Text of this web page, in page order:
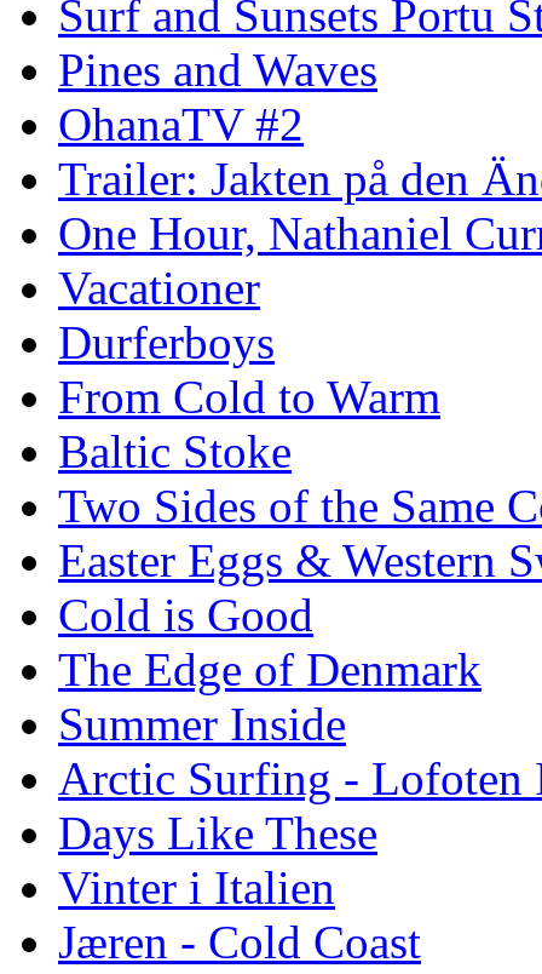
Surf and Sunsets Portu
Pines and Waves
OhanaTV #2
Trailer: Jakten på den
One Hour, Nathaniel
Vacationer
Durferboys
From Cold to Warm
Baltic Stoke
Two Sides of the Same
Easter Eggs & Western
Cold is Good
The Edge of Denmark
Summer Inside
Arctic Surfing - Lofoten
Days Like These
Vinter i Italien
Jæren - Cold Coast